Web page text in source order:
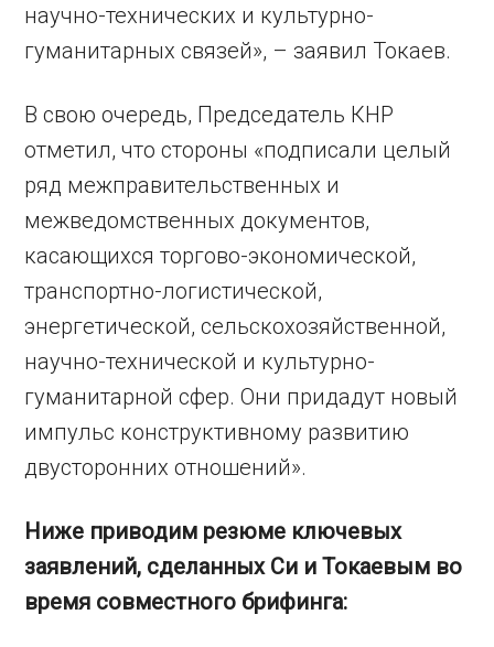
научно-технических и культурно-
гуманитарных связей», – заявил Токаев.
В свою очередь, Председатель КНР
отметил, что стороны «подписали целый
ряд межправительственных и
межведомственных документов,
касающихся торгово-экономической,
транспортно-логистической,
энергетической, сельскохозяйственной,
научно-технической и культурно-
гуманитарной сфер. Они придадут новый
импульс конструктивному развитию
двусторонних отношений».
Ниже приводим резюме ключевых
заявлений, сделанных Си и Токаевым во
время совместного брифинга: